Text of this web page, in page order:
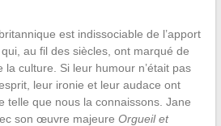
est indissociable de l’apport
qui, au fil des siècles, ont marqué de
culture. Si leur humour n’était pas
leur ironie et leur audace ont
telle que nous la connaissons. Jane
son œuvre majeure Orgueil et